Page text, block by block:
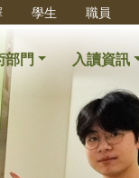
學生 職員
部門 入讀資訊